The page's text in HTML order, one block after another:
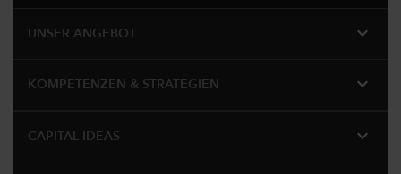
UNSER ANGEBOT expand_more
KOMPETENZEN & STRATEGIEN expand_more
CAPITAL IDEAS expand_more